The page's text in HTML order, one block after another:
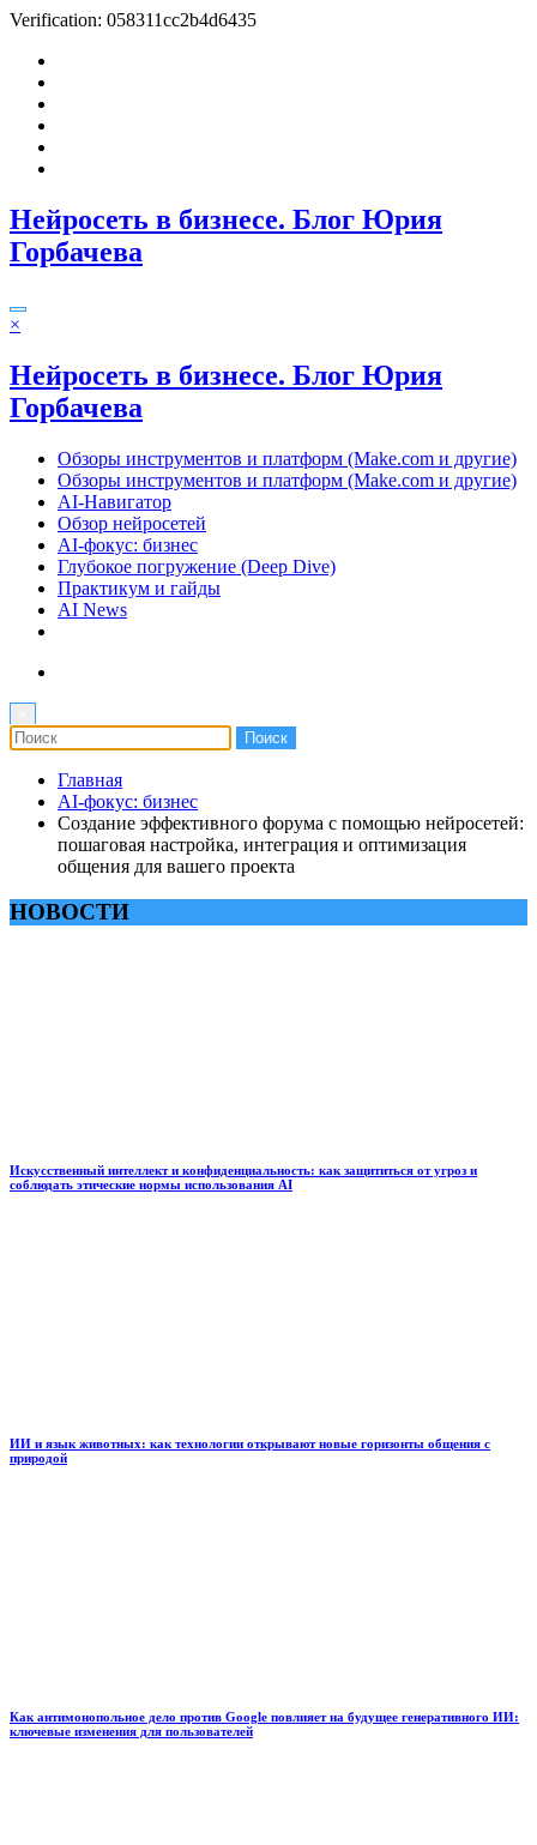
Verification: 058311cc2b4d6435
Перейти
содержимому
Нейросеть в бизнесе. Блог Юрия
Горбачева
×
Нейросеть в бизнесе. Блог Юрия
Горбачева
Обзоры инструментов и платформ (Make.com и другие)
Обзоры инструментов и платформ (Make.com и другие)
AI-Навигатор
Обзор нейросетей
AI-фокус: бизнес
Глубокое погружение (Deep Dive)
Практикум и гайды
AI News
Главная
AI-фокус: бизнес
Создание эффективного форума с помощью нейросетей:
пошаговая настройка, интеграция и оптимизация
общения для вашего проекта
НОВОСТИ
Искусственный интеллект и конфиденциальность: как защититься от угроз и
соблюдать этические нормы использования AI
ИИ и язык животных: как технологии открывают новые горизонты общения с
природой
Как антимонопольное дело против Google повлияет на будущее генеративного ИИ:
ключевые изменения для пользователей